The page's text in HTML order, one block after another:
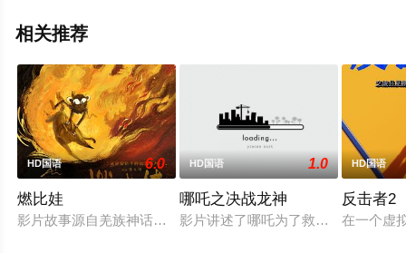
相关推荐
HD国语 6.0
燃比娃
影片故事源自羌族神话，讲述了一只被人类抚养长大的猴子，
HD国语 1.0
哪吒之决战龙神
影片讲述了哪吒为了救出活祭的小孩
HD国语
反击者2
在一个虚